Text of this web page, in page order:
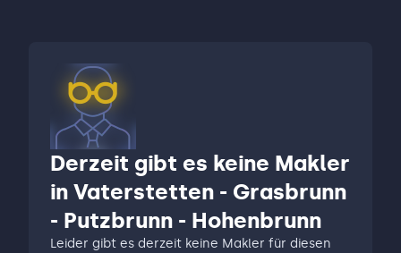
Derzeit gibt es keine Makler
in Vaterstetten - Grasbrunn
- Putzbrunn - Hohenbrunn
Leider gibt es derzeit keine Makler für diesen